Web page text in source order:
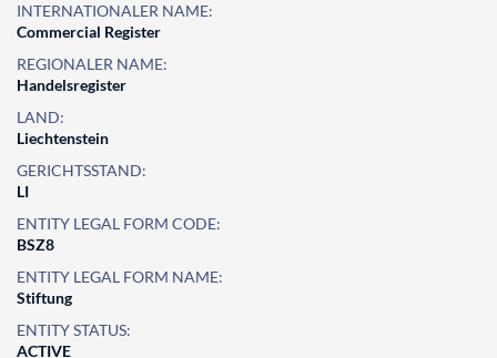
INTERNATIONALER NAME:
Commercial Register
REGIONALER NAME:
Handelsregister
LAND:
Liechtenstein
GERICHTSSTAND:
LI
ENTITY LEGAL FORM CODE:
BSZ8
ENTITY LEGAL FORM NAME:
Stiftung
ENTITY STATUS:
ACTIVE